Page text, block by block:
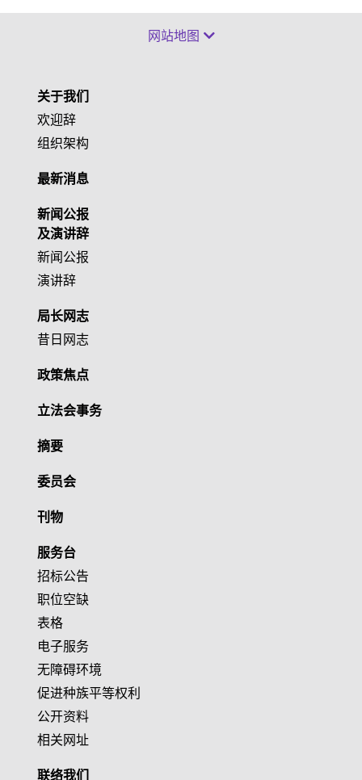
网站地图
关于我们
欢迎辞
组织架构
最新消息
新闻公报
及演讲辞
新闻公报
演讲辞
局长网志
昔日网志
政策焦点
立法会事务
摘要
委员会
刊物
服务台
招标公告
职位空缺
表格
电子服务
无障碍环境
促进种族平等权利
公开资料
相关网址
联络我们